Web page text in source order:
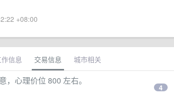
+08:00
作信息 交易信息 城市相关
心理价位 800 左右。
4